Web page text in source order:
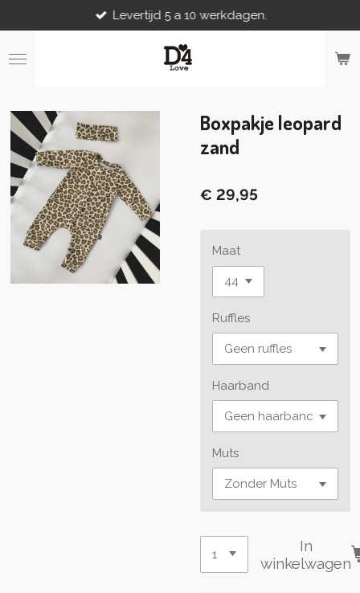
direct
naar
de
Levertijd 5 a 10 werkdagen.
Boxpakje leopard
zand
€ 29,95
Maat
Ruffles
Haarband
Muts
In
winkelwagen